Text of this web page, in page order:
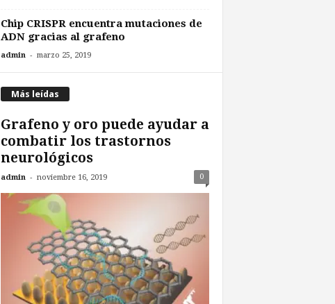
Chip CRISPR encuentra mutaciones de
ADN gracias al grafeno
admin - marzo 25, 2019
Más leídas
Grafeno y oro puede ayudar a
combatir los trastornos
neurológicos
admin - noviembre 16, 2019 0